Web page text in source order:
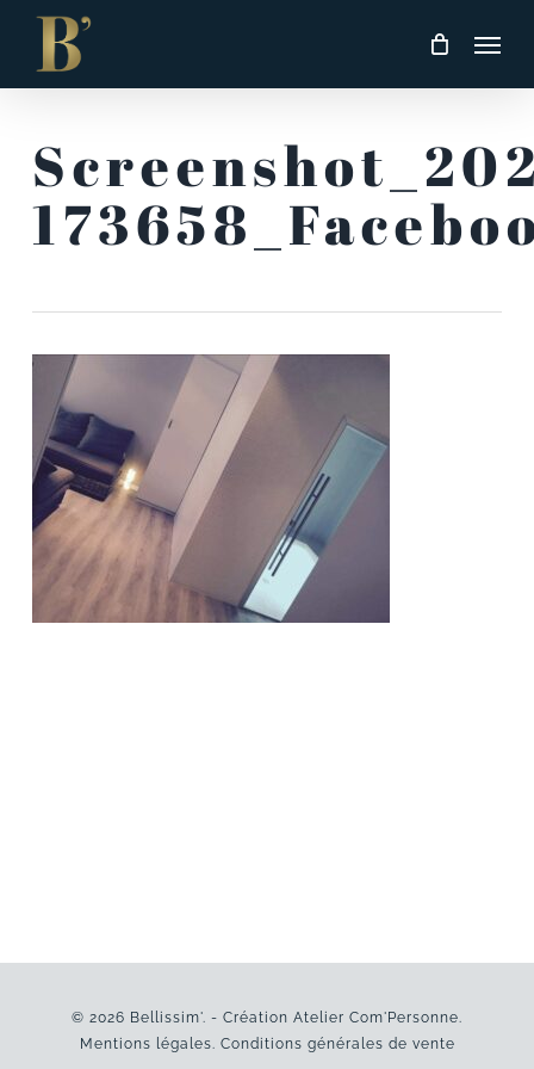
Skip
main
© 2026 Bellissim'. - Création Atelier Com'Personne.
Mentions légales. Conditions générales de vente